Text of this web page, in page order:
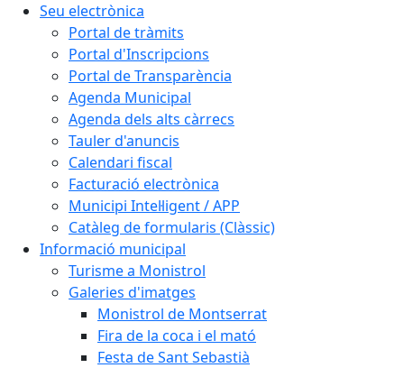
Seu electrònica
Portal de tràmits
Portal d'Inscripcions
Portal de Transparència
Agenda Municipal
Agenda dels alts càrrecs
Tauler d'anuncis
Calendari fiscal
Facturació electrònica
Municipi Intel·ligent / APP
Catàleg de formularis (Clàssic)
Informació municipal
Turisme a Monistrol
Galeries d'imatges
Monistrol de Montserrat
Fira de la coca i el mató
Festa de Sant Sebastià